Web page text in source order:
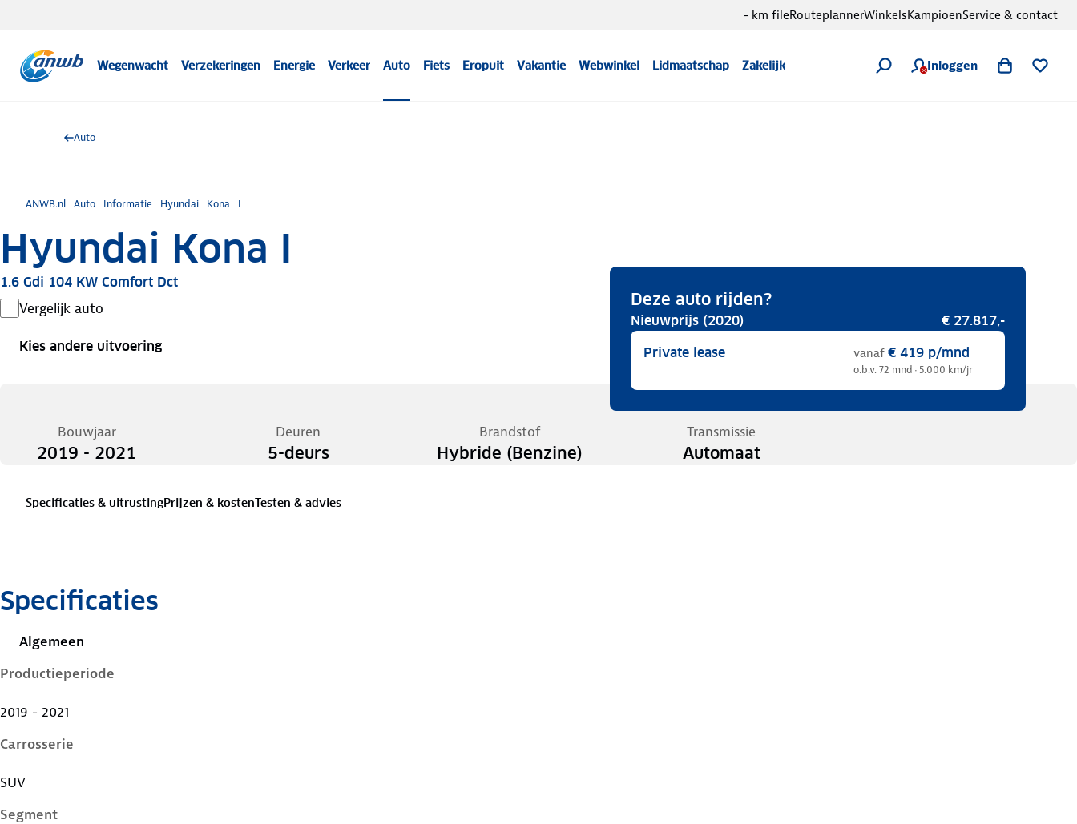
Wegenwacht Verzekeringen Energie Verkeer Auto Fiets Eropuit Vakantie Webwinkel Lidmaatschap Zakelijk Inloggen
- km fileRouteplannerWinkelsKampioenService & contact
Auto
ANWB.nl Auto Informatie Hyundai Kona I
Hyundai Kona I
1.6 Gdi 104 KW Comfort Dct
Vergelijk auto
Kies andere uitvoering
Deze auto rijden?
Nieuwprijs (2020)
€ 27.817,-
Private lease
vanaf € 419p/mnd
o.b.v. 72 mnd · 5.000 km/jr
Bouwjaar
2019 - 2021
Deuren
5-deurs
Brandstof
Hybride (Benzine)
Transmissie
Automaat
Specificaties & uitrustingPrijzen & kostenTesten & advies
Specificaties
Algemeen
Productieperiode
2019 - 2021
Carrosserie
SUV
Segment